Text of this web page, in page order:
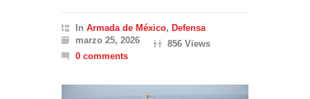
In Armada de México, Defensa
marzo 25, 2026
856 Views
0 comments